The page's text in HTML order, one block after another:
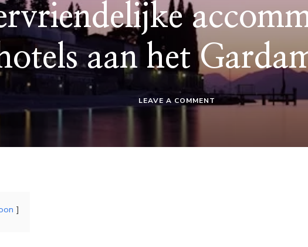
aan het
LEAVE A COMMENT
AAN